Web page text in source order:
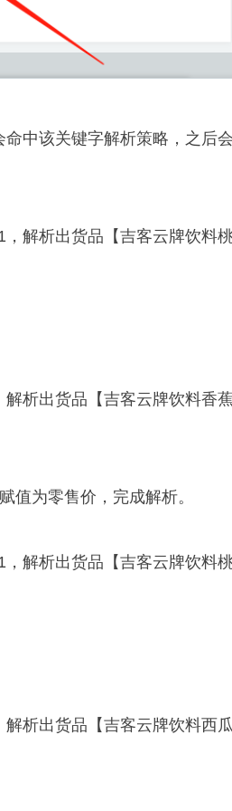
中该关键字解析策略，之后会
解析出货品【吉客云牌饮料
析出货品【吉客云牌饮料香
值为零售价，完成解析。
解析出货品【吉客云牌饮料
析出货品【吉客云牌饮料西瓜